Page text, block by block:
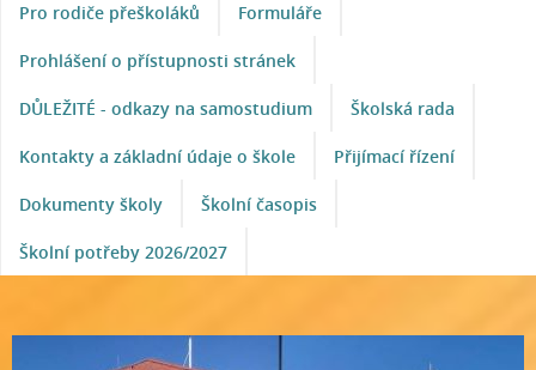
Pro rodiče přeškoláků Formuláře
Prohlášení o přístupnosti stránek
DŮLEŽITÉ - odkazy na samostudium Školská rada
Kontakty a základní údaje o škole Přijímací řízení
Dokumenty školy Školní časopis
Školní potřeby 2026/2027